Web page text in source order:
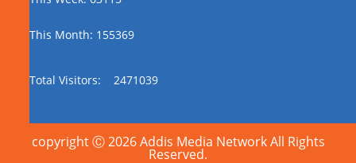
This Month: 155369
Total Visitors: 2471039
copyright Ⓒ 2026 Addis Media Network All Rights
Reserved.